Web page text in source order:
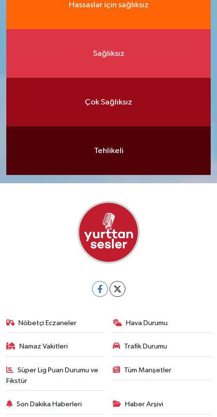
Hassaslar için sağlıksız
Sağlıksız
Çok Sağlıksız
Tehlikeli
Nöbetçi Eczaneler Hava Durumu
Namaz Vakitleri Trafik Durumu
Süper Lig Puan Durumu ve
Fikstür
Tüm Manşetler
Son Dakika Haberleri Haber Arşivi